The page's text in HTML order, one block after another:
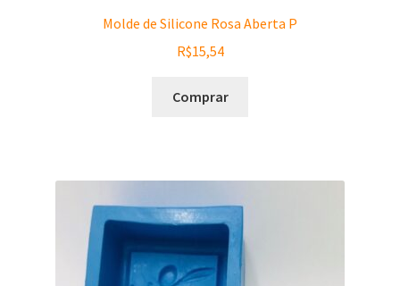
Molde de Silicone Rosa Aberta P
R$15,54
Comprar